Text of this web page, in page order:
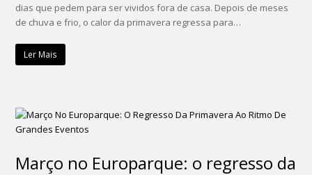
dias que pedem para ser vividos fora de casa. Depois de meses
de chuva e frio, o calor da primavera regressa para…
Ler Mais
Março no Europarque: o regresso da